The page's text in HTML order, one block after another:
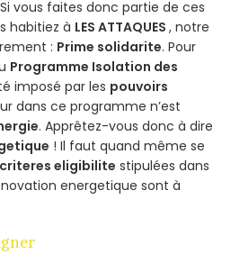
vous faites donc partie de ces
habitiez à LES ATTAQUES , notre
: Prime solidarite. Pour
Programme Isolation des
imposé par les pouvoirs
dans ce programme n’est
. Apprêtez-vous donc à dire
! Il faut quand même se
criteres eligibilite stipulées dans
energetique sont à